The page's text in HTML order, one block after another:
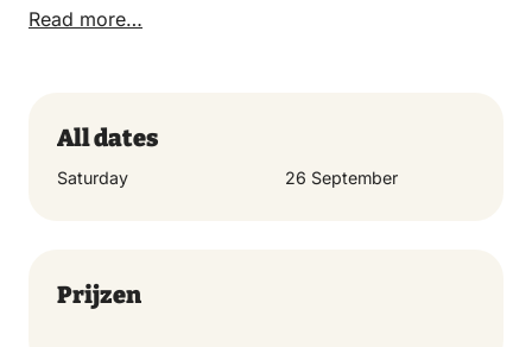
routes zijn grotendeels over verharde wegen en
Read more…
All dates
Saturday 26 September
Prijzen